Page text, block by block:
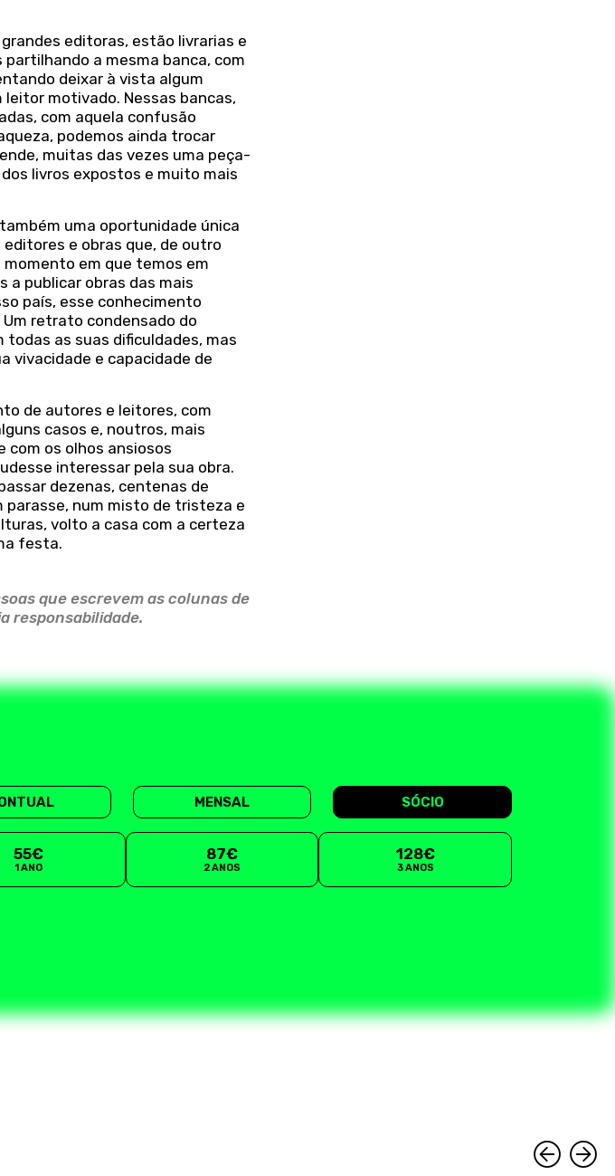
editoras, estão livrarias e
a mesma banca, com
deixar à vista algum
motivado. Nessas bancas,
com aquela confusão
podemos ainda trocar
muitas das vezes uma peça-
livros expostos e muito mais
uma oportunidade única
e obras que, de outro
momento em que temos em
a publicar obras das mais
país, esse conhecimento
retrato condensado do
todas as suas dificuldades, mas
vivacidade e capacidade de
de autores e leitores, com
casos e, noutros, mais
com os olhos ansiosos
interessar pela sua obra.
dezenas, centenas de
parasse, num misto de tristeza e
volto a casa com a certeza
festa.
que escrevem as colunas de
responsabilidade.
MENSAL SÓCIO
55€
1 ANO
87€
2 ANOS
128€
3 ANOS